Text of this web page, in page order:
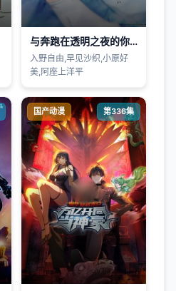
与奔跑在透明之夜的你谈一场看不见的恋爱
入野自由,早见沙织,小原好
美,阿座上洋平
国产动漫 第336集